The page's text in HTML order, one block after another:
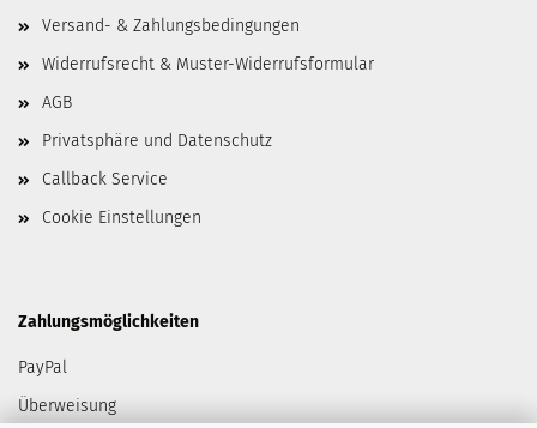
Versand- & Zahlungsbedingungen
Widerrufsrecht & Muster-Widerrufsformular
AGB
Privatsphäre und Datenschutz
Callback Service
Cookie Einstellungen
Zahlungsmöglichkeiten
PayPal
Überweisung